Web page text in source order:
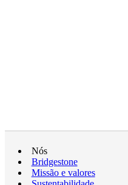
Nós
Bridgestone
Missão e valores